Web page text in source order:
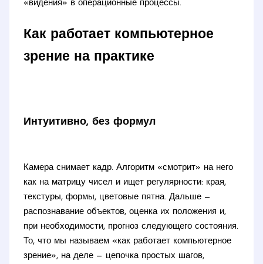
«видения» в операционные процессы.
Как работает компьютерное
зрение на практике
Интуитивно, без формул
Камера снимает кадр. Алгоритм «смотрит» на него
как на матрицу чисел и ищет регулярности: края,
текстуры, формы, цветовые пятна. Дальше —
распознавание объектов, оценка их положения и,
при необходимости, прогноз следующего состояния.
То, что мы называем «как работает компьютерное
зрение», на деле — цепочка простых шагов,